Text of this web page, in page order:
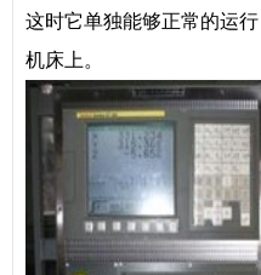
这时它单独能够正常的运
机床上。